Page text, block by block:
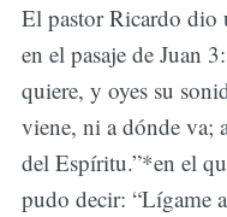
El pastor Ricardo dio
en el pasaje de Juan
quiere, y oyes su
viene, ni a dónde va;
del Espíritu.”*en el
pudo decir: “Lígame